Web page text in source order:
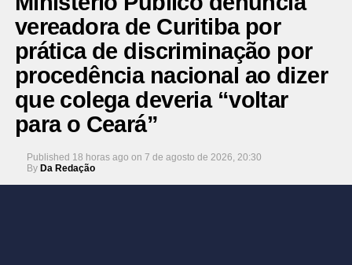
vereadora de Curitiba por
prática de discriminação por
procedência nacional ao dizer
que colega deveria “voltar
para o Ceará”
Published 18 horas ago on 7 de agosto de 2026, 20:30
By Da Redação